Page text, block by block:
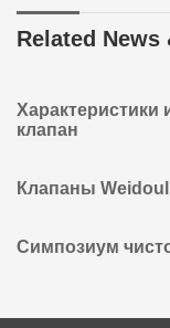
Related News
клапан
Клапаны
Симпозиум